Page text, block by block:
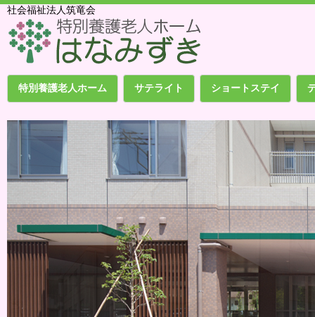
社会福祉法人筑竜会
特別養護老人ホーム サテライト ショートステイ